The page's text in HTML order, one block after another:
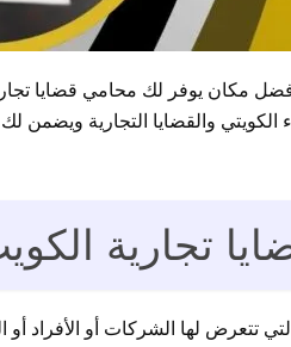
أفضل مكان يوفر لك محامي قضايا
الكويتي والقضايا التجارية ويضمن
تجارية